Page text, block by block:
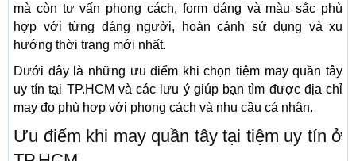
mà còn tư vấn phong cách, form dáng và màu sắc phù
hợp với từng dáng người, hoàn cảnh sử dụng và xu
hướng thời trang mới nhất.
Dưới đây là những ưu điểm khi chọn tiệm may quần tây
uy tín tại TP.HCM và các lưu ý giúp bạn tìm được địa chỉ
may đo phù hợp với phong cách và nhu cầu cá nhân.
Ưu điểm khi may quần tây tại tiệm uy tín ở